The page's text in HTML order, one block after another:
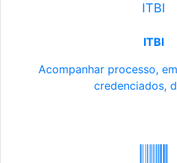
ITBI
ITBI
Acompanhar processo,
credenciados,